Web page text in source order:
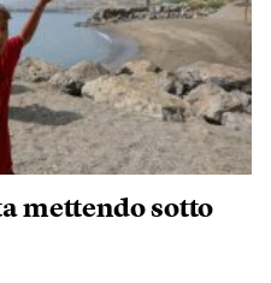
mettendo sotto